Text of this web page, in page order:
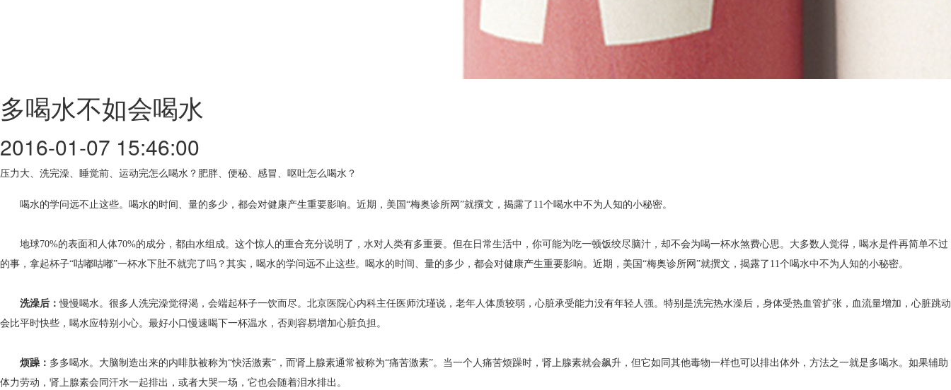
多喝水不如会喝水
2016-01-07 15:46:00
压力大、洗完澡、睡觉前、运动完怎么喝水？肥胖、便秘、感冒、呕吐怎么喝水？
喝水的学问远不止这些。喝水的时间、量的多少，都会对健康产生重要影响。近期，美国“梅奥诊所网”就撰文，揭露了11个喝水中不为人知的小秘密。
地球70%的表面和人体70%的成分，都由水组成。这个惊人的重合充分说明了，水对人类有多重要。但在日常生活中，你可能为吃一顿饭绞尽脑汁，却不会为喝一杯水煞费心思。大多数人觉得，喝水是件再简单不过
的事，拿起杯子“咕嘟咕嘟”一杯水下肚不就完了吗？其实，喝水的学问远不止这些。喝水的时间、量的多少，都会对健康产生重要影响。近期，美国“梅奥诊所网”就撰文，揭露了11个喝水中不为人知的小秘密。
洗澡后：慢慢喝水。很多人洗完澡觉得渴，会端起杯子一饮而尽。北京医院心内科主任医师沈瑾说，老年人体质较弱，心脏承受能力没有年轻人强。特别是洗完热水澡后，身体受热血管扩张，血流量增加，心脏跳动
会比平时快些，喝水应特别小心。最好小口慢速喝下一杯温水，否则容易增加心脏负担。
烦躁： 多多喝水。大脑制造出来的内啡肽被称为“快活激素”，而肾上腺素通常被称为“痛苦激素”。当一个人痛苦烦躁时，肾上腺素就会飙升，但它如同其他毒物一样也可以排出体外，方法之一就是多喝水。如果辅助
体力劳动，肾上腺素会同汗水一起排出，或者大哭一场，它也会随着泪水排出。